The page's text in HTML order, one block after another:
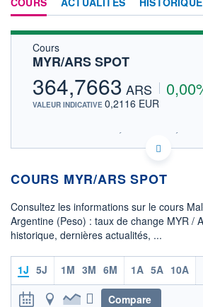
Cours
MYR/ARS SPOT
364,7663 ARS
VALEUR INDICATIVE 0,2116 EUR
SIX - FOREX 2 DONNÉES TEMPS RÉEL
Politique d'exécution
15h29
OUVERTURE
364,7663
COURS MYR/ARS SPOT
Consultez les informations sur le cours
Argentine (Peso) : taux de change MYR /
historique, dernières actualités, ...
1J 5J 1M 3M 6M 1A 5A 10A
Compare